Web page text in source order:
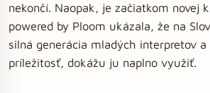
nekončí. Naopak, je začiatkom novej
powered by Ploom ukázala, že na
silná generácia mladých interpretov a
príležitosť, dokážu ju naplno využiť.